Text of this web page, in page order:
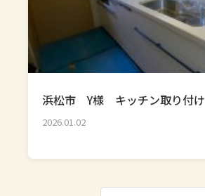
浜松市 Y様 キッチン取り付け
2026.01.02